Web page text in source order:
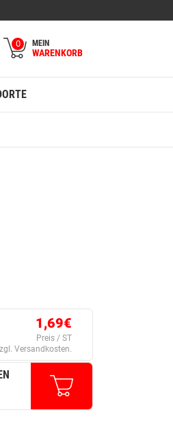
0 MEIN
WARENKORB
1,69€
Preis / ST
Versandkosten.